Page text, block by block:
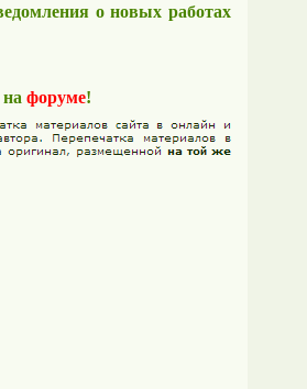
о новых работах
форуме!